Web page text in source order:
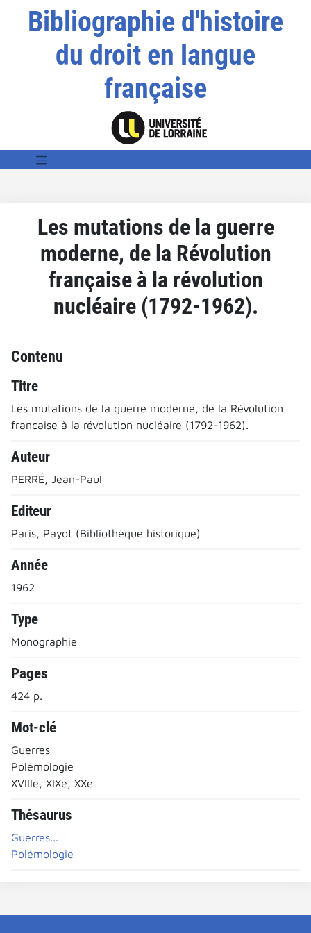
Bibliographie d'histoire
du droit en langue
française
Les mutations de la guerre
moderne, de la Révolution
française à la révolution
nucléaire (1792-1962).
Contenu
Titre
Les mutations de la guerre moderne, de la Révolution
française à la révolution nucléaire (1792-1962).
Auteur
PERRÉ, Jean-Paul
Editeur
Paris, Payot (Bibliothèque historique)
Année
1962
Type
Monographie
Pages
424 p.
Mot-clé
Guerres
Polémologie
XVIIIe, XIXe, XXe
Thésaurus
Guerres...
Polémologie